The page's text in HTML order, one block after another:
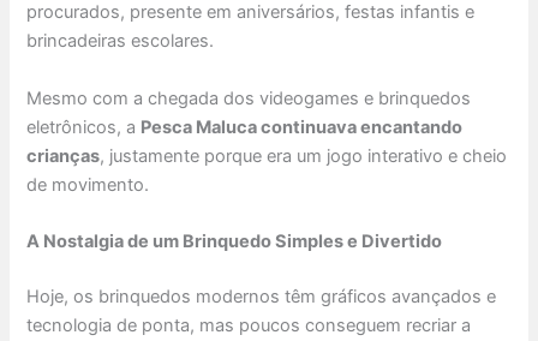
procurados, presente em aniversários, festas infantis e
brincadeiras escolares.
Mesmo com a chegada dos videogames e brinquedos
eletrônicos, a Pesca Maluca continuava encantando
crianças, justamente porque era um jogo interativo e cheio
de movimento.
A Nostalgia de um Brinquedo Simples e Divertido
Hoje, os brinquedos modernos têm gráficos avançados e
tecnologia de ponta, mas poucos conseguem recriar a